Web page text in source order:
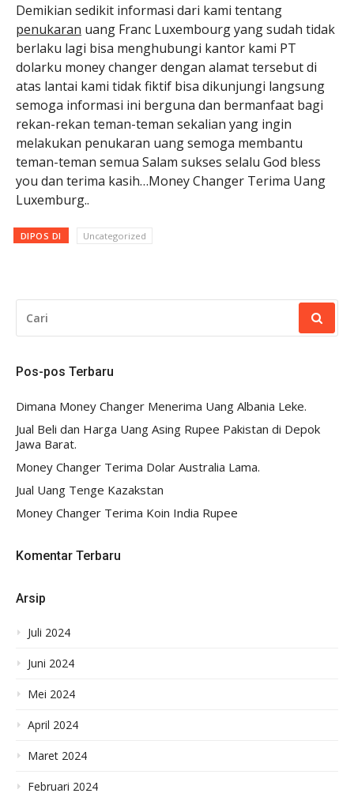
Demikian sedikit informasi dari kami tentang
penukaran uang Franc Luxembourg yang sudah tidak
berlaku lagi bisa menghubungi kantor kami PT
dolarku money changer dengan alamat tersebut di
atas lantai kami tidak fiktif bisa dikunjungi langsung
semoga informasi ini berguna dan bermanfaat bagi
rekan-rekan teman-teman sekalian yang ingin
melakukan penukaran uang semoga membantu
teman-teman semua Salam sukses selalu God bless
you dan terima kasih…Money Changer Terima Uang
Luxemburg..
DIPOS DI Uncategorized
UNTUK:
Pos-pos Terbaru
Dimana Money Changer Menerima Uang Albania Leke.
Jual Beli dan Harga Uang Asing Rupee Pakistan di Depok
Jawa Barat.
Money Changer Terima Dolar Australia Lama.
Jual Uang Tenge Kazakstan
Money Changer Terima Koin India Rupee
Komentar Terbaru
Arsip
Juli 2024
Juni 2024
Mei 2024
April 2024
Maret 2024
Februari 2024